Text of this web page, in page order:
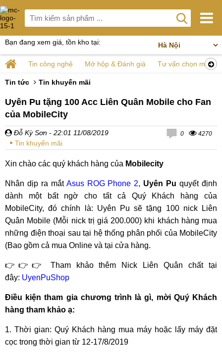
Bạn đang xem giá, tồn kho tại:
Tin công nghệ Mở hộp & Đánh giá Tư vấn chọn mua
Tin tức Tin khuyến mãi
Uyên Pu tặng 100 Acc Liên Quân Mobile cho Fan
của MobileCity
Đỗ Kỳ Sơn - 22:01 11/08/2019
Tin khuyến mãi
0 4270
Xin chào các quý khách hàng của Mobilecity
Nhân dịp ra mắt Asus ROG Phone 2, Uyên Pu quyết định
dành một bất ngờ cho tất cả Quý Khách hàng của
MobileCity, đó chính là: Uyên Pu sẽ tặng 100 nick Liên
Quân Mobile (Mỗi nick trị giá 200.000) khi khách hàng mua
những điện thoại sau tại hệ thống phân phối của MobileCity
(Bao gồm cả mua Online và tại cửa hàng.
👉👉👉 Tham khảo thêm Nick Liên Quân chất tại
đây: UyenPuShop
Điều kiện tham gia chương trình là gì, mời Quý Khách
hàng tham khảo ạ:
1. Thời gian: Quý Khách hàng mua máy hoặc lấy máy đặt
cọc trong thời gian từ 12-17/8/2019